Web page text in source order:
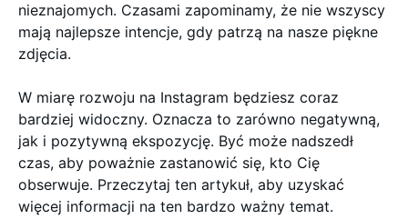
nieznajomych. Czasami zapominamy, że nie wszyscy
mają najlepsze intencje, gdy patrzą na nasze piękne
zdjęcia.
W miarę rozwoju na Instagram będziesz coraz
bardziej widoczny. Oznacza to zarówno negatywną,
jak i pozytywną ekspozycję. Być może nadszedł
czas, aby poważnie zastanowić się, kto Cię
obserwuje. Przeczytaj ten artykuł, aby uzyskać
więcej informacji na ten bardzo ważny temat.